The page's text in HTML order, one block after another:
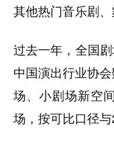
其他热门音乐剧、
过去一年，全国
中国演出行业协
场、小剧场新空
场，按可比口径与